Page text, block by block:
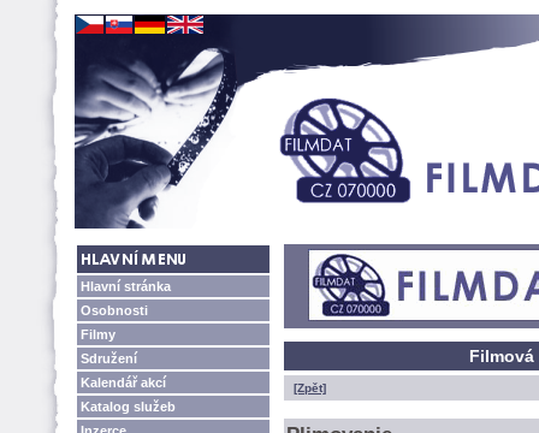
Hlavní stránka
Osobnosti
Filmy
Sdružení
Kalendář akcí
Katalog služeb
Filmová
[Zpět]